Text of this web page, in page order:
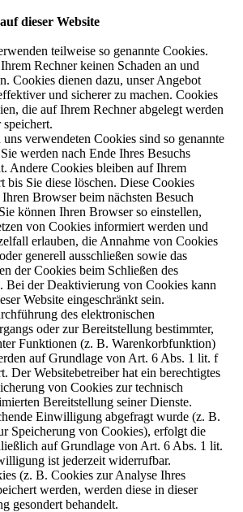
dieser Website
teilweise so genannte Cookies.
Rechner keinen Schaden an und
Cookies dienen dazu, unser Angebot
und sicherer zu machen. Cookies
die auf Ihrem Rechner abgelegt werden
verwendeten Cookies sind so genannte
werden nach Ende Ihres Besuchs
Andere Cookies bleiben auf Ihrem
bis Sie diese löschen. Diese Cookies
Browser beim nächsten Besuch
können Ihren Browser so einstellen,
von Cookies informiert werden und
erlauben, die Annahme von Cookies
generell ausschließen sowie das
der Cookies beim Schließen des
Bei der Deaktivierung von Cookies kann
Website eingeschränkt sein.
des elektronischen
oder zur Bereitstellung bestimmter,
Funktionen (z. B. Warenkorbfunktion)
auf Grundlage von Art. 6 Abs. 1 lit. f
Der Websitebetreiber hat ein berechtigtes
von Cookies zur technisch
Bereitstellung seiner Dienste.
Einwilligung abgefragt wurde (z. B.
Speicherung von Cookies), erfolgt die
auf Grundlage von Art. 6 Abs. 1 lit.
ist jederzeit widerrufbar.
(z. B. Cookies zur Analyse Ihres
werden, werden diese in dieser
gesondert behandelt.